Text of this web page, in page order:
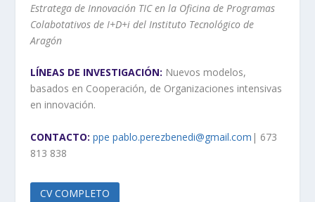
Estratega de Innovación TIC en la Oficina de Programas
Colabotativos de I+D+i del Instituto Tecnológico de
Aragón
LÍNEAS DE INVESTIGACIÓN: Nuevos modelos,
basados en Cooperación, de Organizaciones intensivas
en innovación.
CONTACTO: ppe pablo.perezbenedi@gmail.com | 673
813 838
CV COMPLETO